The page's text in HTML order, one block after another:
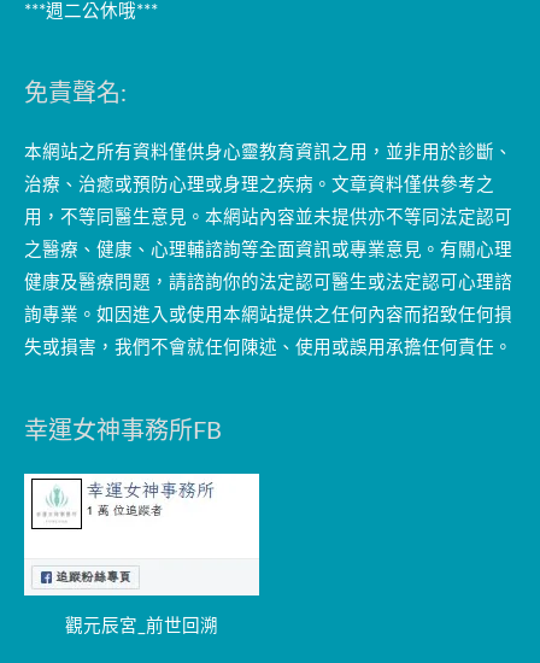
***週二公休哦***
免責聲名:
本網站之所有資料僅供身心靈教育資訊之用，並非用於診斷、
治療、治癒或預防心理或身理之疾病。文章資料僅供參考之
用，不等同醫生意見。本網站內容並未提供亦不等同法定認可
之醫療、健康、心理輔諮詢等全面資訊或專業意見。有關心理
健康及醫療問題，請諮詢你的法定認可醫生或法定認可心理諮
詢專業。如因進入或使用本網站提供之任何內容而招致任何損
失或損害，我們不會就任何陳述、使用或誤用承擔任何責任。
幸運女神事務所FB
觀元辰宮_前世回溯